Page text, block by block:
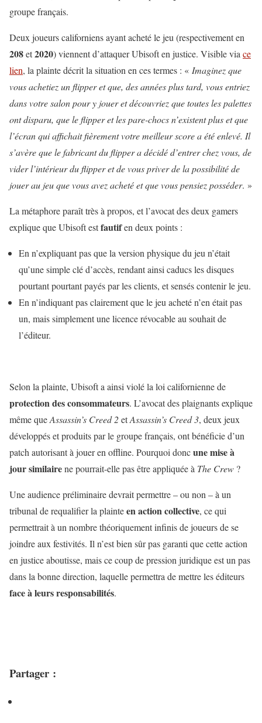
groupe français.
Deux joueurs californiens ayant acheté le jeu (respectivement en
208et2020) viennent d’attaquer Ubisoft en justice. Visible via ce
lien, la plainte décrit la situation en ces termes : « Imaginez que
vous achetiez un flipper et que, des années plus tard, vous entriez
dans votre salon pour y jouer et découvriez que toutes les palettes
ont disparu, que le flipper et les pare-chocs n’existent plus et que
l’écran qui affichait fièrement votre meilleur score a été enlevé. Il
s’avère que le fabricant du flipper a décidé d’entrer chez vous, de
vider l’intérieur du flipper et de vous priver de la possibilité de
jouer au jeu que vous avez acheté et que vous pensiez posséder. »
La métaphore paraît très à propos, et l’avocat des deux gamers
explique que Ubisoft estfautifen deux points :
En n’expliquant pas que la version physique du jeu n’était
qu’une simple clé d’accès, rendant ainsi caducs les disques
pourtant pourtant payés par les clients, et sensés contenir le jeu.
En n’indiquant pas clairement que le jeu acheté n’en était pas
un, mais simplement une licence révocable au souhait de
l’éditeur.
Selon la plainte, Ubisoft a ainsi violé la loi californienne de
protection des consommateurs. L’avocat des plaignants explique
même queAssassin’s Creed 2etAssassin’s Creed 3, deux jeux
développés et produits par le groupe français, ont bénéficie d’un
patch autorisant à jouer en offline. Pourquoi doncune mise à
jour similairene pourrait-elle pas être appliquée à The Crew ?
Une audience préliminaire devrait permettre – ou non – à un
tribunal de requalifier la plainteen action collective, ce qui
permettrait à un nombre théoriquement infinis de joueurs de se
joindre aux festivités. Il n’est bien sûr pas garanti que cette action
en justice aboutisse, mais ce coup de pression juridique est un pas
dans la bonne direction, laquelle permettra de mettre les éditeurs
face à leurs responsabilités.
Partager :